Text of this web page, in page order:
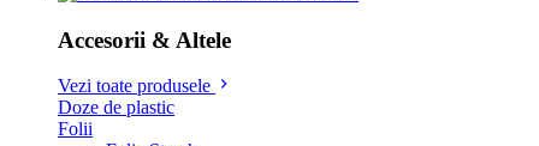
Accesorii & Altele
Vezi toate produsele
Doze de plastic
Folii